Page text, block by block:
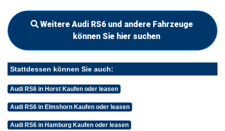
Weitere Audi RS6 und andere Fahrzeuge
können Sie hier suchen
Stattdessen können Sie auch:
Audi RS6 in Horst Kaufen oder leasen
Audi RS6 in Elmshorn Kaufen oder leasen
Audi RS6 in Hamburg Kaufen oder leasen